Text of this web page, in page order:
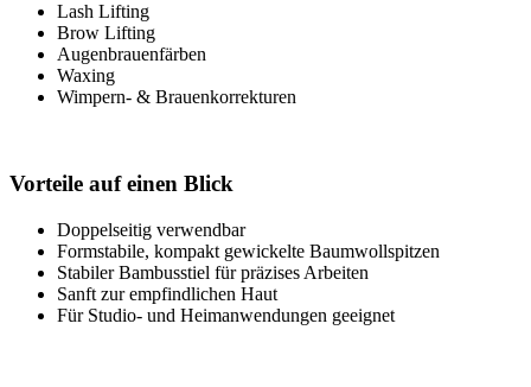
Lash Lifting
Brow Lifting
Augenbrauenfärben
Waxing
Wimpern- & Brauenkorrekturen
Vorteile auf einen Blick
Doppelseitig verwendbar
Formstabile, kompakt gewickelte Baumwollspitzen
Stabiler Bambusstiel für präzises Arbeiten
Sanft zur empfindlichen Haut
Für Studio- und Heimanwendungen geeignet